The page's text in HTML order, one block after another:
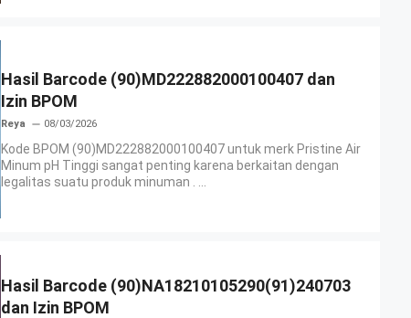
Hasil Barcode (90)MD222882000100407 dan
Izin BPOM
Reya 08/03/2026
Kode BPOM (90)MD222882000100407 untuk merk Pristine Air
Minum pH Tinggi sangat penting karena berkaitan dengan
legalitas suatu produk minuman . ...
Hasil Barcode (90)NA18210105290(91)240703
dan Izin BPOM